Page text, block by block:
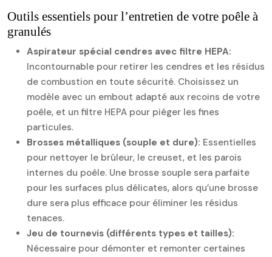
Outils essentiels pour l’entretien de votre poêle à
granulés
Aspirateur spécial cendres avec filtre HEPA:
Incontournable pour retirer les cendres et les résidus
de combustion en toute sécurité. Choisissez un
modèle avec un embout adapté aux recoins de votre
poêle, et un filtre HEPA pour piéger les fines
particules.
Brosses métalliques (souple et dure): Essentielles
pour nettoyer le brûleur, le creuset, et les parois
internes du poêle. Une brosse souple sera parfaite
pour les surfaces plus délicates, alors qu’une brosse
dure sera plus efficace pour éliminer les résidus
tenaces.
Jeu de tournevis (différents types et tailles):
Nécessaire pour démonter et remonter certaines